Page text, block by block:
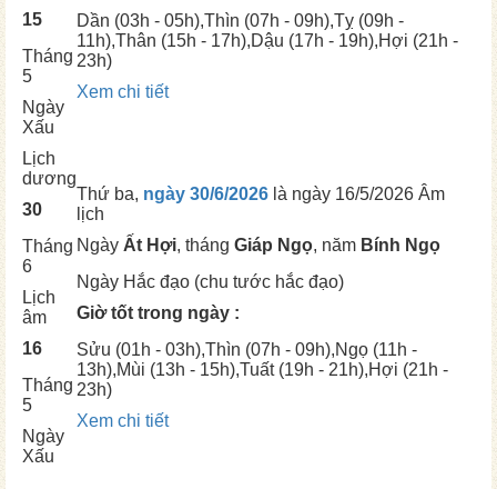
15
Tháng
5
Ngày
Xấu
Dần (03h - 05h),Thìn (07h - 09h),Tỵ (09h -
11h),Thân (15h - 17h),Dậu (17h - 19h),Hợi (21h -
23h)
Xem chi tiết
Lịch
dương
30
Tháng
6
Lịch
âm
16
Tháng
5
Ngày
Xấu
Thứ ba, ngày 30/6/2026 là ngày 16/5/2026 Âm
lịch
Ngày Ất Hợi, tháng Giáp Ngọ, năm Bính Ngọ
Ngày Hắc đạo (chu tước hắc đạo)
Giờ tốt trong ngày :
Sửu (01h - 03h),Thìn (07h - 09h),Ngọ (11h -
13h),Mùi (13h - 15h),Tuất(19h - 21h),Hợi (21h -
23h)
Xem chi tiết